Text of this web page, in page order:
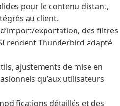
pour le contenu distant,
au client.
exportation, des filtres
rendent Thunderbird adapté
ajustements de mise en
qu’aux utilisateurs
détaillés et des